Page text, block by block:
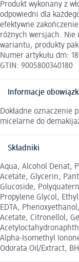
Produkt wykonany z
odpowiedni dla
efektywne
różnych wersjach. Nie
wariantu, produkty
Numer artykułu dm:
GTIN: 9005800340180
Informacje
Dokładne oznaczenie
micelarne do
Składniki
Aqua, Alcohol Denat,
Acetate, Glycerin,
Glucoside,
Propylene Glycol,
EDTA,
Acetate, Citronellol,
Alpha-Isomethyl
Odorata Oil/Extract,